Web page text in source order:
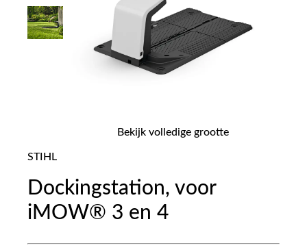
Bekijk volledige grootte
STIHL
Dockingstation, voor
iMOW® 3 en 4